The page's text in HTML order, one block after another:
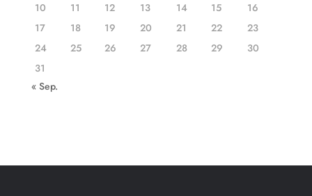
10
11 12 13 14 15
16
17
18 19 20 21 22
23
24
25 26 27 28 29
30
31
« Sep.